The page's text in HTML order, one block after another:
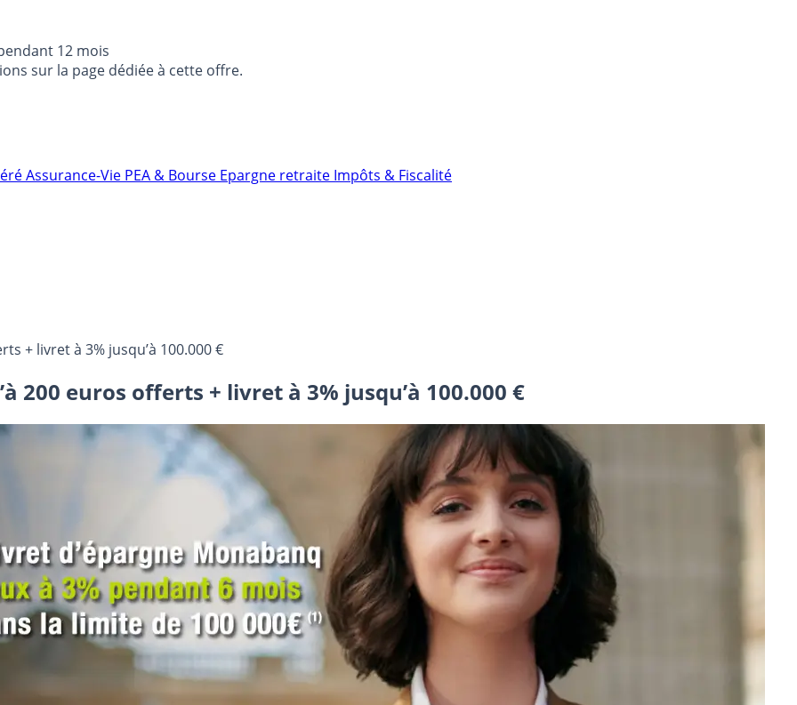
12 mois
sur la page dédiée à cette offre.
Assurance-Vie PEA & Bourse Epargne retraite Impôts & Fiscalité
+ livret à 3% jusqu’à 100.000 €
200 euros offerts + livret à 3% jusqu’à 100.000 €